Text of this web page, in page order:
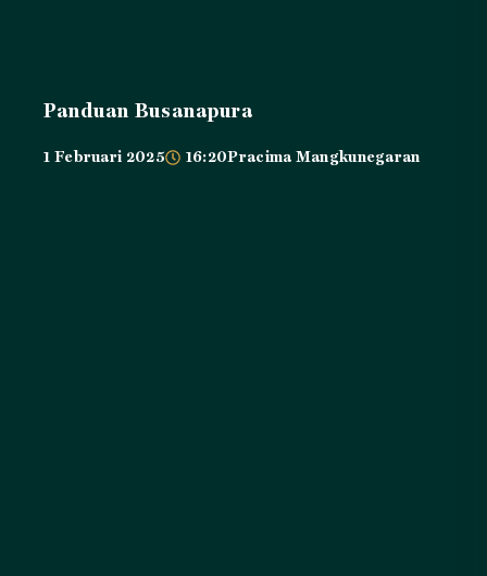
Panduan Busanapura
1 Februari 2025 16:20Pracima Mangkunegaran